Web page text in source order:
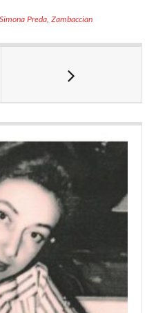
Simona Preda, Zambaccian